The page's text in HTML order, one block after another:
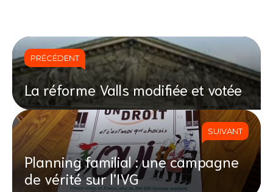
PRÉCÉDENT
La réforme Valls modifiée et votée
SUIVANT
Planning familial : une campagne
de vérité sur l’IVG